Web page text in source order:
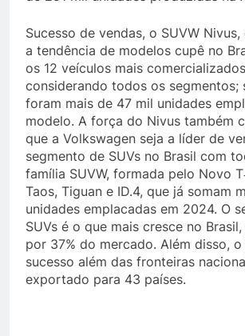
Sucesso de vendas, o SUVW
a tendência de modelos cupê no
os 12 veículos mais
considerando todos os segmentos;
foram mais de 47 mil unidades
modelo. A força do Nivus também
que a Volkswagen seja a líder de
segmento de SUVs no Brasil com
família SUVW, formada pelo Novo
Taos, Tiguan e ID.4, que já somam
unidades emplacadas em 2024. O
SUVs é o que mais cresce no
por 37% do mercado. Além disso,
sucesso além das fronteiras
exportado para 43 países.